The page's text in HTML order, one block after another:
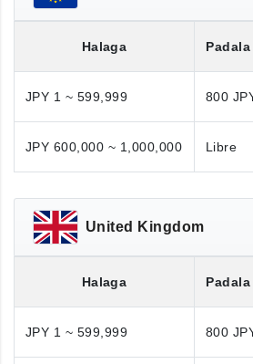
Halaga
JPY 1 ~ 599,999 800
JPY 600,000 ~ 1,000,000 Libre
United Kingdom
Halaga
JPY 1 ~ 599,999 800